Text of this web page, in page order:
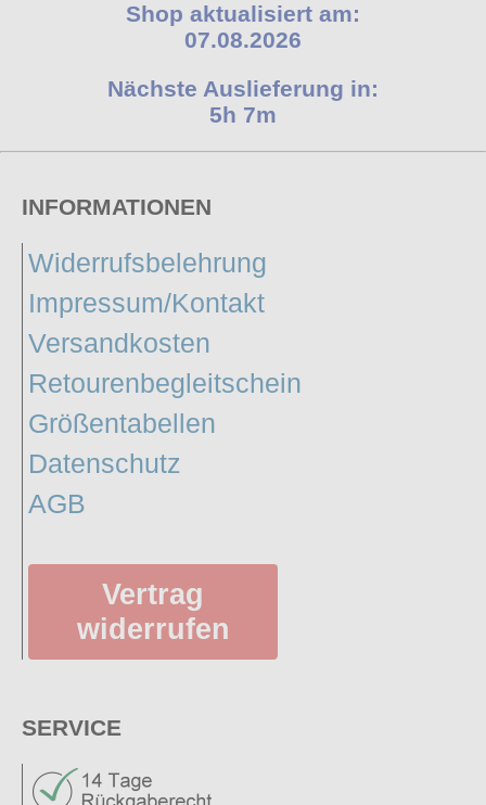
Shop aktualisiert am:
07.08.2026
Nächste Auslieferung in:
5h 7m
INFORMATIONEN
Widerrufsbelehrung
Impressum/Kontakt
Versandkosten
Retourenbegleitschein
Größentabellen
Datenschutz
AGB
Vertrag
widerrufen
SERVICE